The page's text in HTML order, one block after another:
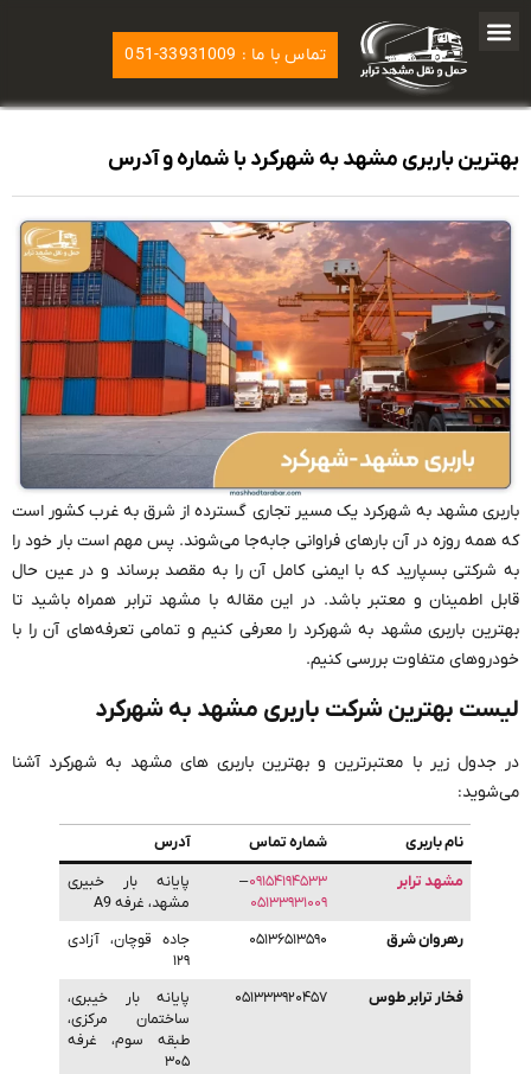
تماس با ما : 33931009-051
بهترین باربری مشهد به شهرکرد با شماره و‌ آدرس
باربری مشهد به شهرکرد یک مسیر تجاری گسترده از شرق به غرب کشور است
که همه روزه در آن بارهای فراوانی جابه‌جا می‌شوند. پس مهم است بار خود را
به شرکتی بسپارید که با ایمنی کامل آن را به مقصد برساند و در عین حال
قابل اطمینان و معتبر باشد. در این مقاله با مشهد ترابر همراه باشید تا
بهترین باربری مشهد به شهرکرد را معرفی کنیم و تمامی تعرفه‌های آن را با
خودروهای متفاوت بررسی کنیم.
لیست بهترین شرکت باربری مشهد به شهرکرد
در جدول زیر با معتبرترین و بهترین باربری های مشهد به شهرکرد آشنا
می‌شوید:
نام باربری شماره تماس آدرس
مشهد ترابر ۰۹۱۵۴۱۹۴۵۳۳–
۰۵۱۳۳۹۳۱۰۰۹
پایانه بار خبیری
مشهد، غرفه A9
رهروان شرق
۰۵۱۳۶۵۱۳۵۹۰
جاده قوچان، آزادی
۱۲۹
فخار ترابر طوس
۰۵۱۳۳۳۹۲۰۴۵۷
پایانه بار خیبری،
ساختمان مرکزی،
طبقه سوم، غرفه
۳۰۵